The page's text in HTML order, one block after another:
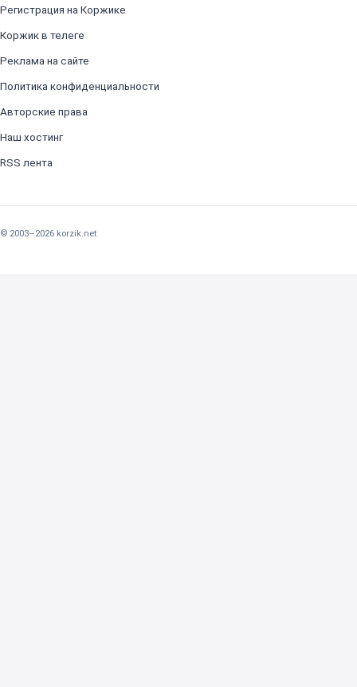
Регистрация на Коржике
Коржик в телеге
Реклама на сайте
Политика конфиденциальности
Авторские права
Наш хостинг
RSS лента
© 2003–2026 korzik.net